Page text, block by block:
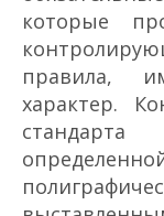
которые
правила,
характер.